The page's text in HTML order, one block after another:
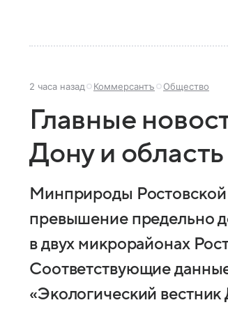
2 часа назад Коммерсантъ Общество
Главные
Дону и область
Минприроды Ростовской
превышение предельно
в двух микрорайонах
Соответствующие
«Экологический вестник